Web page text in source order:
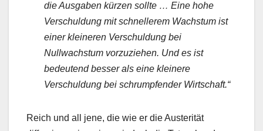
die Ausgaben kürzen sollte … Eine hohe
Verschuldung mit schnellerem Wachstum ist
einer kleineren Verschuldung bei
Nullwachstum vorzuziehen. Und es ist
bedeutend besser als eine kleinere
Verschuldung bei schrumpfender Wirtschaft.“
Reich und all jene, die wie er die Austerität